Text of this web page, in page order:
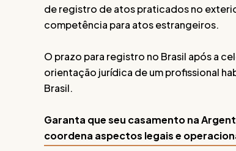
de registro de atos praticados no
competência para atos estrangeiros.
O prazo para registro no Brasil após a
orientação jurídica de um profissional
Brasil.
Garanta que seu casamento na
coordena aspectos legais e